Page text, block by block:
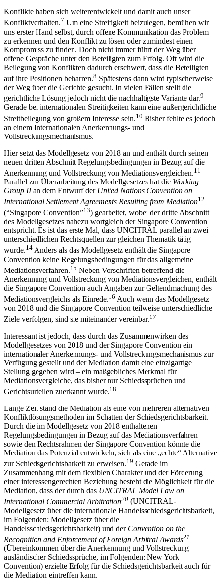
Konflikte haben sich weiterentwickelt und damit auch unser
Konfliktverhalten.7 Um eine Streitigkeit beizulegen, bemühen wir
uns erster Hand selbst, durch offene Kommunikation das Problem
zu erkennen und den Konflikt zu lösen oder zumindest einen
Kompromiss zu finden. Doch nicht immer führt derWeg über
offene Gespräche unter den Beteiligten zum Erfolg. Oft wird die
Beilegung von Konflikten dadurch erschwert, dass die Beteiligten
auf ihre Positionen beharren.8 Spätestens dann wird typischerweise
der Weg über die Gerichte gesucht. In vielen Fällen stellt die
gerichtliche Lösung jedoch nicht die nachhaltigste Variante dar.9
Gerade bei internationalen Streitigkeiten kann eine außergerichtliche
Streitbeilegung von großem Interesse sein.10 Bisher fehlte es jedoch
an einem Internationalen Anerkennungs- und
Vollstreckungsmechanismus.
Hier setzt das Modellgesetz von 2018 an und enthält durch seinen
neuen dritten Abschnitt Regelungsbedingungen in Bezug auf die
Anerkennung und Vollstreckung von Mediationsvergleichen.11
Parallel zur Überarbeitung des Modellgesetzes hat die Working
Group IIan dem Entwurf der United Nations Convention on
International Settlement Agreements Resulting from Mediation12
(“Singapore Convention”13) gearbeitet, wobei der dritte Abschnitt
des Modellgesetzes nahezu wortgleich der Singapore Convention
entspricht. Es ist das erste Mal, dass UNCITRAL parallel an zwei
unterschiedlichen Rechtsquellen zur gleichen Thematik tätig
wurde.14 Anders als das Modellgesetz enthält die Singapore
Convention keine Regelungsbedingungen für das allgemeine
Mediationsverfahren.15 Neben Vorschriften betreffend die
Anerkennung und Vollstreckung von Mediationsvergleichen, enthält
die Singapore Convention auch Angaben zur Geltendmachung des
Mediationsvergleichs als Einrede.16 Auch wenn das Modellgesetz
von 2018 und die Singapore Convention teilweise unterschiedliche
Ziele verfolgen, sind sie miteinander vereinbar.17
Interessant ist jedoch, dass durch das Zusammenwirken des
Modellgesetzes von 2018 und der Singapore Convention ein
internationaler Anerkennungs- und Vollstreckungsmechanismus zur
Verfügung gestellt und der Mediation damit eine einzigartige
Stellung gegeben wird – ein maßgebliches Merkmal für
Mediationsvergleiche, das bisher nur Schiedssprüchen und
Gerichtsurteilen zuerkannt wurde.18
Lange Zeit stand die Mediation als eine von mehreren alternativen
Konfliktlösungsmethoden im Schatten der Schiedsgerichtsbarkeit.
Durch die im Modellgesetz von 2018 enthaltenen
Regelungsbedingungen in Bezug auf das Mediationsverfahren
sowie den Rechtsrahmen der Singapore Convention könnte die
Mediation das Potenzial entwickeln, sich als eine „echte“ Alternative
zur Schiedsgerichtsbarkeit zu erweisen.19 Gerade im
Zusammenhang mit dem flexiblen Charakter und der Förderung
einer interessengerechten Beziehung besteht die Möglichkeit für die
Mediation, dass der durch das UNCITRAL Model Law on
International Commercial Arbitration20 (UNCITRAL-
Modellgesetz über die internationale Handelsschiedsgerichtsbarkeit,
im Folgenden: Modellgesetz über die
Handelsschiedsgerichtsbarkeit) und der Convention on the
Recognition and Enforcement of Foreign Arbitral Awards21
(Übereinkommen über die Anerkennung und Vollstreckung
ausländischer Schiedssprüche, im Folgenden: New York
Convention) erzielte Erfolg für die Schiedsgerichtsbarkeit auch für
die Mediation eintreffen kann.